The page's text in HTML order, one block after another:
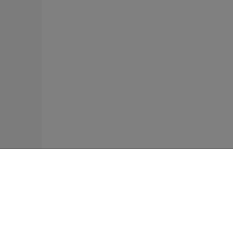
your preferred country and